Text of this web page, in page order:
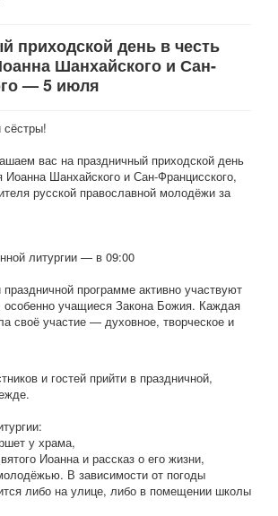
приходской день в честь
Шанхайского и Сан-
— 5 июля
сёстры!
вас на праздничный приходской день
Иоанна Шанхайского и Сан-Францисского,
русской православной молодёжи за
литургии — в 09:00
программе активно участвуют
учащиеся Закона Божия. Каждая
своё участие — духовное, творческое и
и гостей прийти в праздничной,
у храма,
Иоанна и рассказ о его жизни,
В зависимости от погоды
либо на улице, либо в помещении школы